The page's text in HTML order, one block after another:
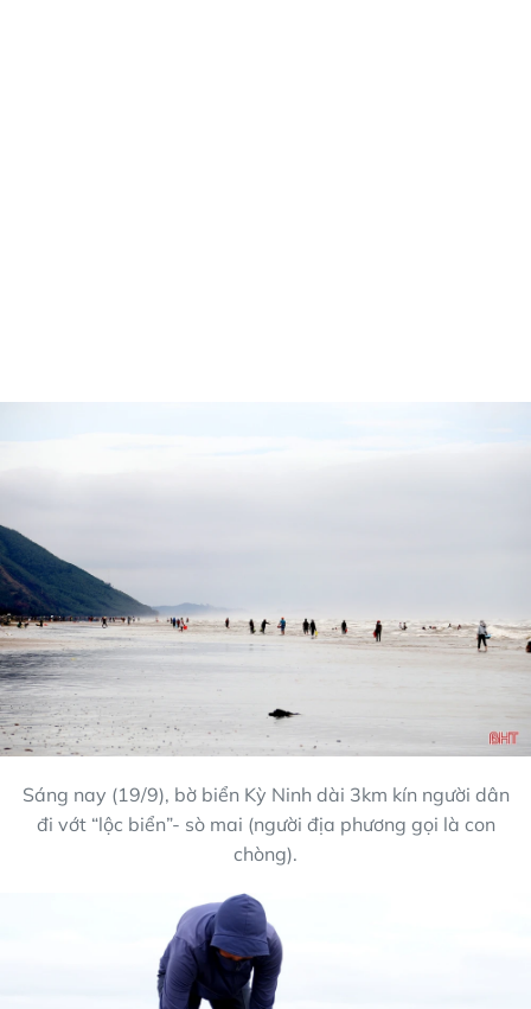
Sáng nay (19/9), bờ biển Kỳ Ninh dài 3km kín người dân
đi vớt “lộc biển”- sò mai (người địa phương gọi là con
chòng).